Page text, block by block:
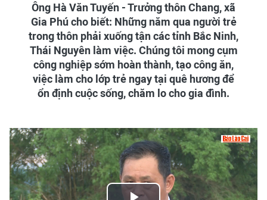
Ông Hà Văn Tuyến - Trưởng thôn Chang, xã
Gia Phú cho biết: Những năm qua người trẻ
trong thôn phải xuống tận các tỉnh Bắc Ninh,
Thái Nguyên làm việc. Chúng tôi mong cụm
công nghiệp sớm hoàn thành, tạo công ăn,
việc làm cho lớp trẻ ngay tại quê hương để
ổn định cuộc sống, chăm lo cho gia đình.